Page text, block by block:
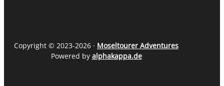
Copyright © 2023-2026 · Moseltourer Adventures
Powered by alphakappa.de